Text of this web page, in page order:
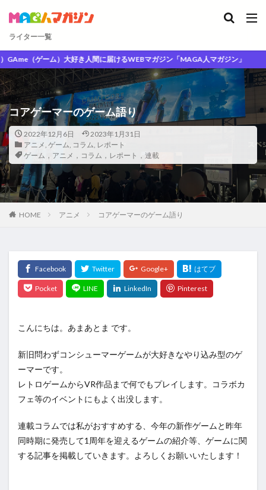
ライター一覧
ーム）大好き人間に届けるWEBマガジン「MAGA人マガジン」
コアゲーマーのゲーム語り
2022年12月6日
2023年1月31日
アニメ, ゲーム, コラム, レポート
ゲーム，アニメ，コラム，レポート，連載
HOME アニメ コアゲーマーのゲーム語り
こんにちは。あまあとま です。
新旧問わずコンシューマーゲームが大好きなやり込み型のゲ
ーマーです。
レトロゲームからVR作品まで何でもプレイします。コラボカ
フェ等のイベントにもよく出没します。
連載コラムでは私がおすすめする、今年の新作ゲームと昨年
同時期に発売して1周年を迎えるゲームの紹介等、ゲームに関
する記事を掲載していきます。よろしくお願いいたします！